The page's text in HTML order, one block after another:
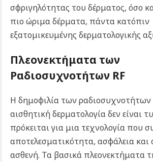
σφριγηλότητας του δέρματος, όσο
πιο ώριμα δέρματα, πάντα κατόπιν
εξατομικευμένης δερματολογικής
Πλεονεκτήματα των
Ραδιοσυχνοτήτων RF
Η δημοφιλία των ραδιοσυχνοτήτων
αισθητική δερματολογία δεν είναι
πρόκειται για μια τεχνολογία που
αποτελεσματικότητα, ασφάλεια και
ασθενή. Τα βασικά πλεονεκτήματα